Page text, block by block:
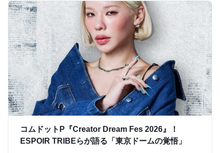
コムドットP『Creator Dream Fes 2026』！
ESPOIR TRIBEらが語る「東京ドームの覚悟」